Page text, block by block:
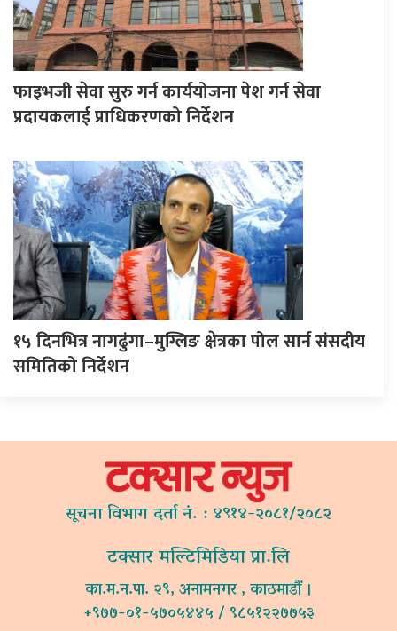
फाइभजी सेवा सुरु गर्न कार्ययोजना पेश गर्न सेवा
प्रदायकलाई प्राधिकरणको निर्देशन
१५ दिनभित्र नागढुंगा–मुग्लिङ क्षेत्रका पोल सार्न संसदीय
समितिको निर्देशन
सूचना विभाग दर्ता नं. : ४९१४-२०८१/२०८२
टक्सार मल्टिमिडिया प्रा.लि
का.म.न.पा. २९, अनामनगर , काठमाडौं ।
+९७७-०१-५७०५४४५ / ९८५१२२७७५३